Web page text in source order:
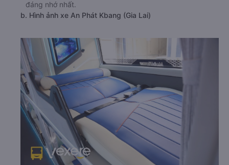
đáng nhớ nhất.
b. Hình ảnh xe An Phát Kbang (Gia Lai)